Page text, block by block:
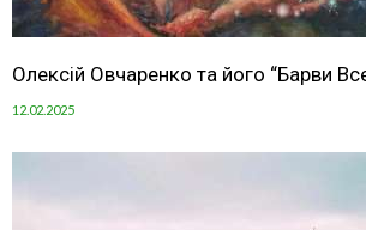
Олексій Овчаренко та його “Барви
12.02.2025